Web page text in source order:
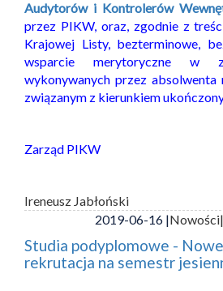
Audytorów i Kontrolerów
przez PIKW, oraz, zgodnie z
Krajowej Listy, bezterminowe,
wsparcie merytoryczne w
wykonywanych przez absolwenta
związanym z kierunkiem
Zarząd PIKW
Ireneusz Jabłoński
2019-06-16 |Nowości
Studia podyplomowe -
rekrutacja na semestr